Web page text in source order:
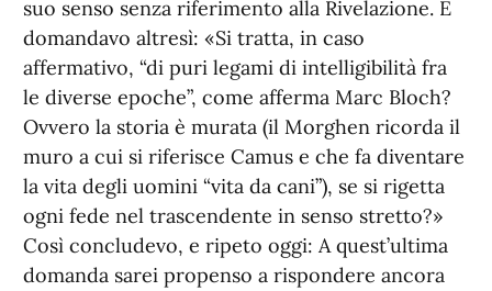
suo senso senza riferimento alla Rivelazione. E
domandavo altresì: «Si tratta, in caso
affermativo, “di puri legami di intelligibilità fra
le diverse epoche”, come afferma Marc Bloch?
Ovvero la storia è murata (il Morghen ricorda il
muro a cui si riferisce Camus e che fa diventare
la vita degli uomini “vita da cani”), se si rigetta
ogni fede nel trascendente in senso stretto?»
Così concludevo, e ripeto oggi: A quest’ultima
domanda sarei propenso a rispondere ancora